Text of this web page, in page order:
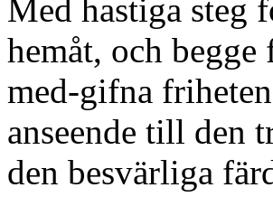
Med hastiga steg
hemåt, och
med-gifna
anseende till den
den besvärliga